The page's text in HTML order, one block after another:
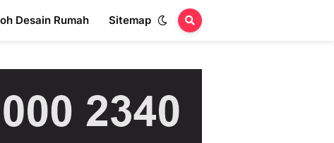
Desain Rumah Sitemap